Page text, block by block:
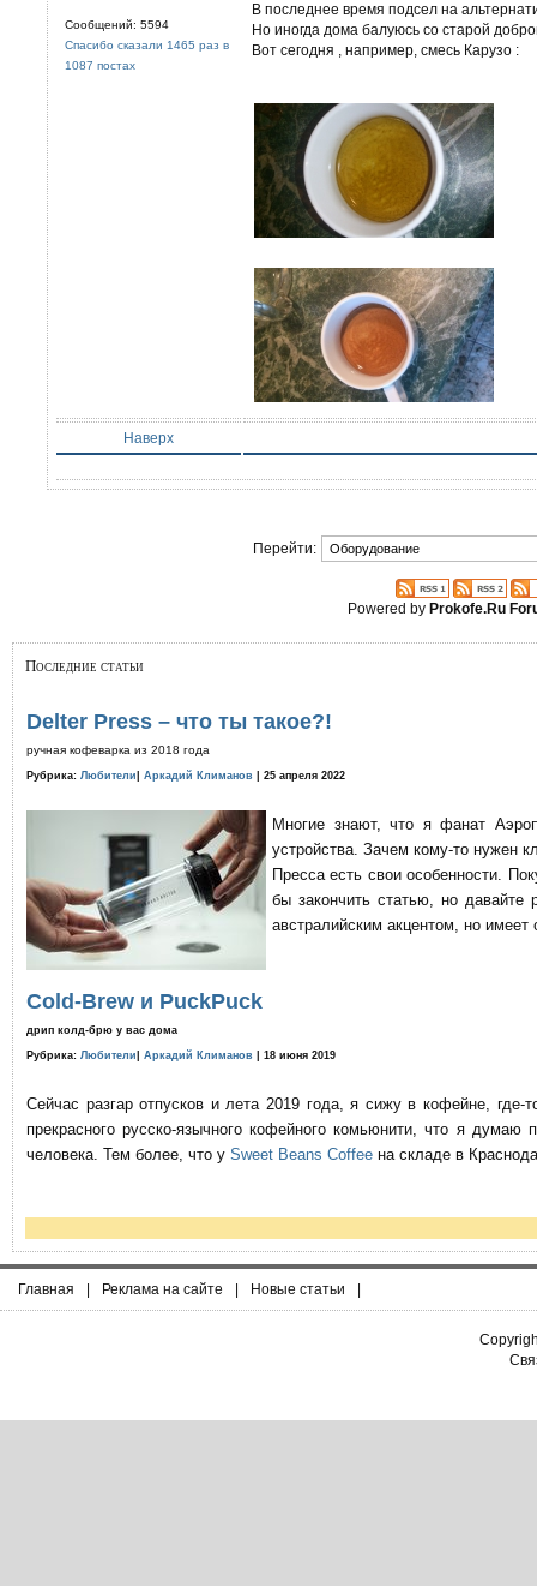
Сообщений: 5594
Спасибо сказали 1465 раз в
1087 постах
В последнее время подсел на
Но иногда дома балуюсь со старой
Вот сегодня , например, смесь Карузо :
Наверх
Перейти:
Powered byProkofe.Ru
Последние статьи
Delter Press – что ты такое?!
ручная кофеварка из 2018 года
Рубрика: Любители Аркадий Климанов | 25 апреля 2022
Многие знают, что я фанат
устройства. Зачем кому-то нужен
Пресса есть свои особенности.
бы закончить статью, но давайте
австралийским акцентом, но имеет
Cold-Brew и PuckPuck
дрип колд-брю у вас дома
Рубрика: Любители Аркадий Климанов | 18 июня 2019
Сейчас разгар отпусков и лета 2019 года, я сижу в кофейне,
прекрасного русско-язычного кофейного комьюнити, что я
человека. Тем более, что у Sweet Beans Coffee на складе в
Главная | Реклама на сайте | Новые статьи |